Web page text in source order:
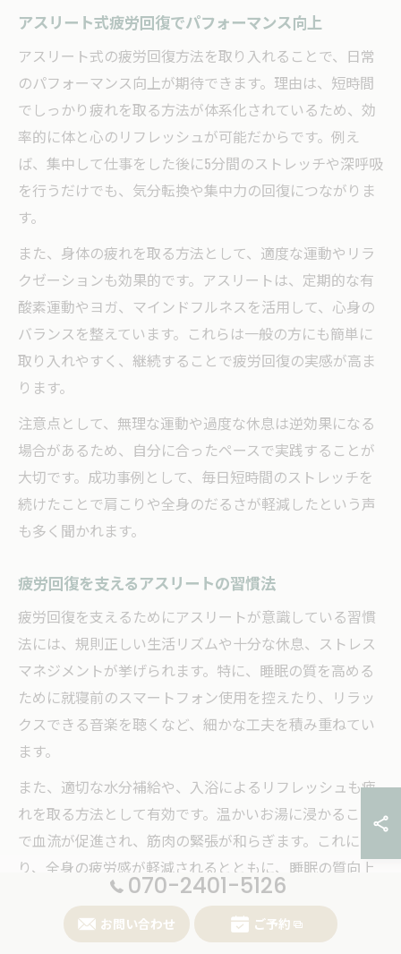
アスリート式疲労回復でパフォーマンス向上
アスリート式の疲労回復方法を取り入れることで、日常
のパフォーマンス向上が期待できます。理由は、短時間
でしっかり疲れを取る方法が体系化されているため、効
率的に体と心のリフレッシュが可能だからです。例え
ば、集中して仕事をした後に5分間のストレッチや深呼吸
を行うだけでも、気分転換や集中力の回復につながりま
す。
また、身体の疲れを取る方法として、適度な運動やリラ
クゼーションも効果的です。アスリートは、定期的な有
酸素運動やヨガ、マインドフルネスを活用して、心身の
バランスを整えています。これらは一般の方にも簡単に
取り入れやすく、継続することで疲労回復の実感が高ま
ります。
注意点として、無理な運動や過度な休息は逆効果になる
場合があるため、自分に合ったペースで実践することが
大切です。成功事例として、毎日短時間のストレッチを
続けたことで肩こりや全身のだるさが軽減したという声
も多く聞かれます。
疲労回復を支えるアスリートの習慣法
疲労回復を支えるためにアスリートが意識している習慣
法には、規則正しい生活リズムや十分な休息、ストレス
マネジメントが挙げられます。特に、睡眠の質を高める
ために就寝前のスマートフォン使用を控えたり、リラッ
クスできる音楽を聴くなど、細かな工夫を積み重ねてい
ます。
また、適切な水分補給や、入浴によるリフレッシュも疲
れを取る方法として有効です。温かいお湯に浸かること
で血流が促進され、筋肉の緊張が和らぎます。これによ
り、全身の疲労感が軽減されるとともに、睡眠の質向上
にもつながります。
こうした習慣を身につけるには、毎日決まった時間に寝
070-2401-5126
お問い合わせ ご予約